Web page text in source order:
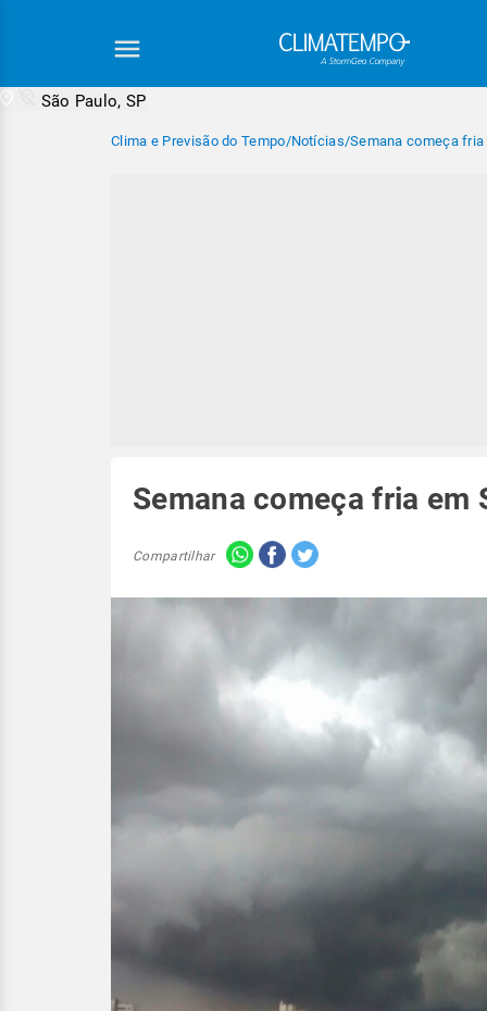
São Paulo, SP
Clima e Previsão do Tempo/Notícias/Semana começa fria
Semana começa fria em
Compartilhar